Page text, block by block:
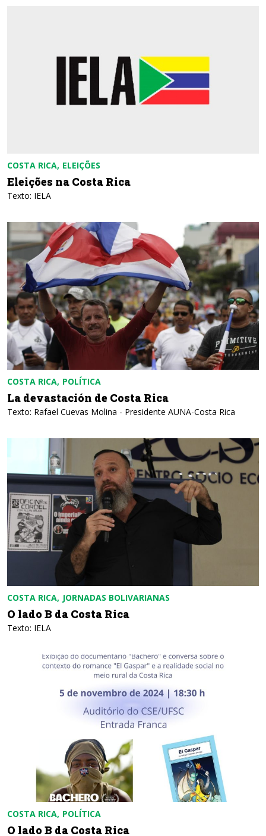
COSTA RICA ELEIÇÕES
Eleições na Costa Rica
Texto: IELA
COSTA RICA POLÍTICA
La devastación de Costa Rica
Texto: Rafael Cuevas Molina - Presidente AUNA-Costa Rica
COSTA RICA JORNADAS BOLIVARIANAS
O lado B da Costa Rica
Texto: IELA
COSTA RICA POLÍTICA
O lado B da Costa Rica